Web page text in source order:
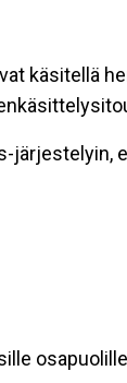
käsitellä
järjestelyin,